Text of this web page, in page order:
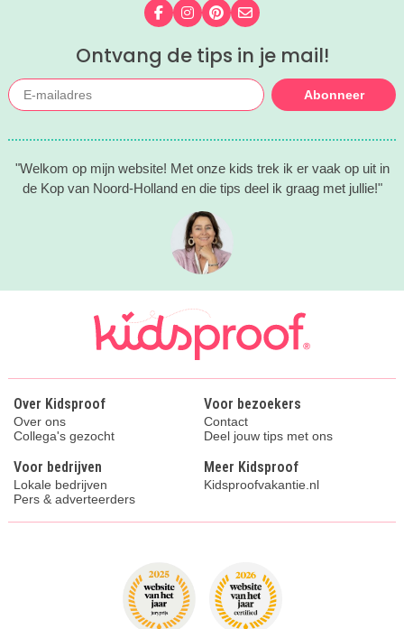
Volg ons op Facebook
Volg ons op Instagram
Volg ons op Pinterest
Mail ons
Ontvang de tips in je mail!
Abonneer
"Welkom op mijn website! Met onze kids trek ik er vaak op uit in
de Kop van Noord-Holland en die tips deel ik graag met jullie!"
Over Kidsproof
Over ons
Collega's gezocht
Voor bezoekers
Contact
Deel jouw tips met ons
Voor bedrijven
Lokale bedrijven
Pers & adverteerders
Meer Kidsproof
Kidsproofvakantie.nl